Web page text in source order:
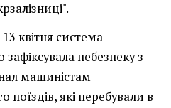
квітня система
небезпеку з
машиністам
поїздів, які перебували в